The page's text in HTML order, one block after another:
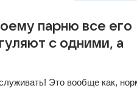
парню все его
с одними, а
Это вообще как,